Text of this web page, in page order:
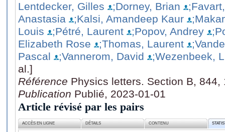
Lentdecker, Gilles
;Dorney, Brian
Anastasia
;Kalsi, Amandeep Kaur
Louis
;Pétré, Laurent ;Popov, Andrey
Elizabeth Rose
;Thomas, Laurent
Pascal
;Vannerom, David
;Wezenbeek,
al.]
Référence Physics letters. Section B, 844,
Publication Publié, 2023-01-01
Article révisé par les pairs
ACCÈS EN LIGNE DÉTAILS CONTENU